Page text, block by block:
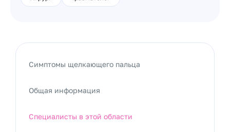
Симптомы щелкающего пальца
Общая информация
Специалисты в этой области